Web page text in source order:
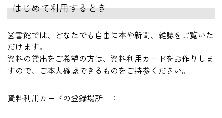
はじめて利用するとき
図書館では、どなたでも自由に本や新聞、雑誌をご覧いた
だけます。
資料の貸出をご希望の方は、資料利用カードをお作りしま
すので、ご本人確認できるものをご持参ください。
資料利用カードの登録場所 ：